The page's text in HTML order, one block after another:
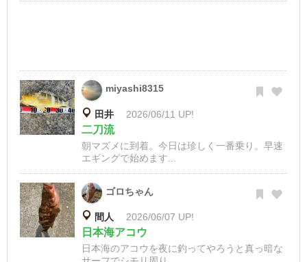
miyashi8315
田井 2026/06/11 UP!
二刀流
朝マズメに到着。今日は珍しく一番乗り。早速
エギングで始めます...
ゴロちゃん
間人 2026/06/07 UP!
日本海アコウ
日本海のアコウを夜に釣ってやろうと真っ暗な